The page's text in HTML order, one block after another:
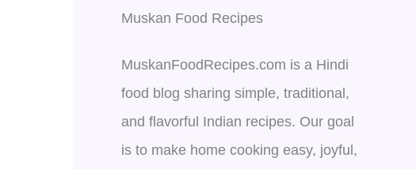
Muskan Food Recipes
MuskanFoodRecipes.com is a Hindi
food blog sharing simple, traditional,
and flavorful Indian recipes. Our goal
is to make home cooking easy, joyful,